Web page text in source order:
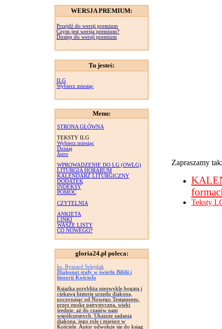
WERSJA PREMIUM:
Przejdź do wersji premium
Czym jest wersja premium?
Dostęp do wersji premium
Tu jesteś:
ILG
Wybierz miesiąc
Menu:
STRONA GŁÓWNA
TEKSTY ILG
Wybierz miesiąc
Dzisiaj
Jutro
WPROWADZENIE DO LG (OWLG)
LITURGIA HORARUM
KALENDARZ LITURGICZNY
DODATEK
INDEKSY
POMOC
CZYTELNIA
ANKIETA
LINKI
WASZE LISTY
CO NOWEGO?
gloria24.pl poleca:
ks. Ryszard Selejdak
Diakonat stały w świetle Biblii i
historii Kościoła
Książka przybliża niezwykle bogatą i
ciekawą historię urzędu diakona,
poczynając od Nowego Testamentu,
przez epokę patrystyczną, wieki
średnie, aż do czasów nam
współczesnych. Ukazuje zadania
diakona, jego rolę i miejsce w
Kościele. Autor odwołuje się do ksiąg
Zapraszamy
Teksty